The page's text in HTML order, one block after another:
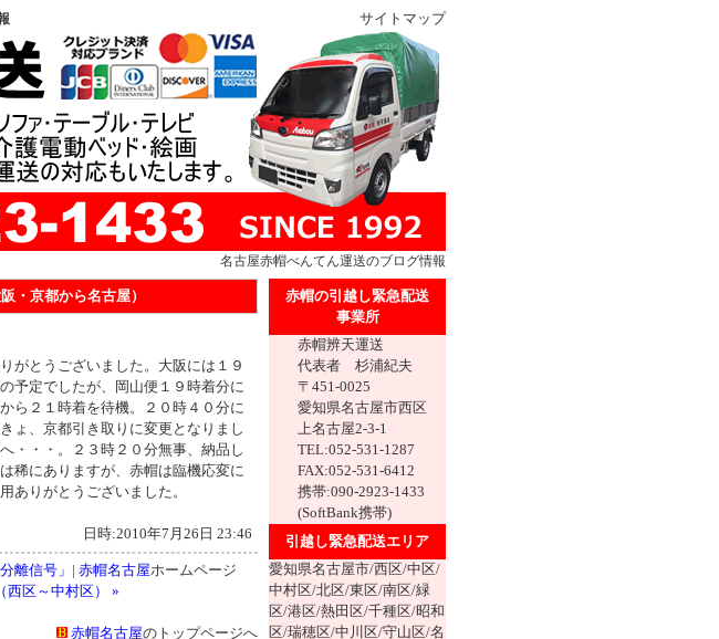
サイトマップ
名古屋赤帽べんてん運送のブログ情報
・京都から名古屋）
がとうございました。大阪には１９
予定でしたが、岡山便１９時着分に
ら２１時着を待機。２０時４０分に
ょ、京都引き取りに変更となりまし
・・・。２３時２０分無事、納品し
稀にありますが、赤帽は臨機応変に
ありがとうございました。
日時:2010年7月26日 23:46
離信号」 赤帽名古屋ホームページ
西区～中村区） »
赤帽名古屋のトップページへ
赤帽の引越し緊急配送
事業所
赤帽辨天運送
代表者 杉浦紀夫
〒451-0025
愛知県名古屋市西区
上名古屋2-3-1
TEL:052-531-1287
FAX:052-531-6412
携帯:090-2923-1433
(SoftBank携帯)
引越し緊急配送エリア
愛知県名古屋市/西区/中区/
中村区/北区/東区/南区/緑
区/港区/熱田区/千種区/昭和
区/瑞穂区/中川区/守山区/名